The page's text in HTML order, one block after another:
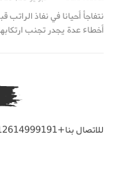
نتفاجأ أحيانا في نفاذ
أخطاء عدة يجدر تجنب
للاتصال بنا+212614999191